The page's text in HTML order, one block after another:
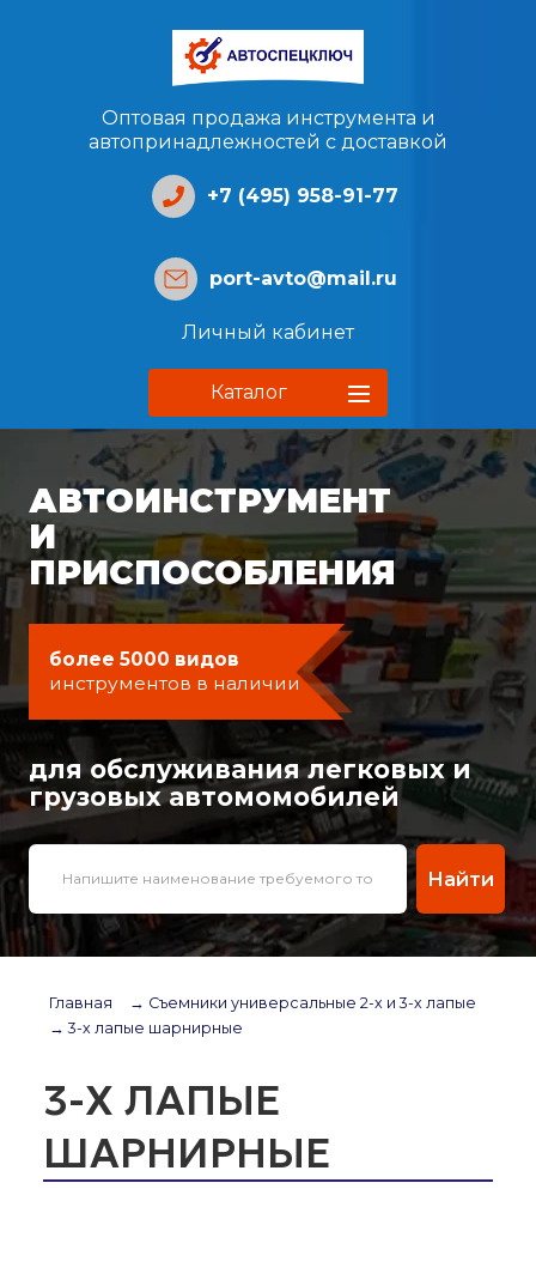
Оптовая продажа инструмента и
автопринадлежностей с доставкой
+7 (495) 958-91-77
port-avto@mail.ru
Личный кабинет
Каталог
АВТОИНСТРУМЕНТ
И
ПРИСПОСОБЛЕНИЯ
более 5000 видов
инструментов в наличии
для обслуживания легковых и
грузовых автомомобилей
Найти
Главная
→ Съемники универсальные 2-х и 3-х лапые
→ 3-х лапые шарнирные
3-Х ЛАПЫЕ
ШАРНИРНЫЕ